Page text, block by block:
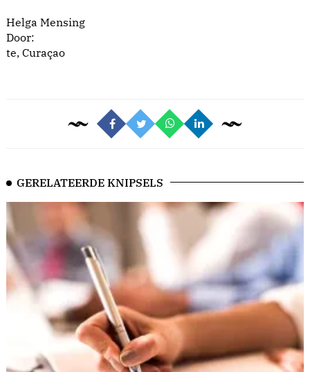
Helga Mensing
Door:
te, Curaçao
GERELATEERDE KNIPSELS